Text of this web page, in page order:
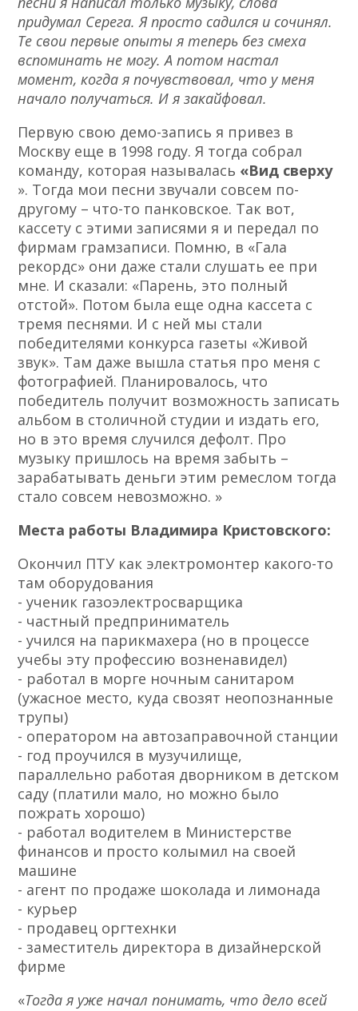
придумал Серега. Я просто садился и сочинял.
Те свои первые опыты я теперь без смеха
вспоминать не могу. А потом настал
момент, когда я почувствовал, что у меня
начало получаться. И я закайфовал.
Первую свою демо-запись я привез в
Москву еще в 1998 году. Я тогда собрал
команду, которая называлась «Вид сверху
». Тогда мои песни звучали совсем по-
другому – что-то панковское. Так вот,
кассету с этими записями я и передал по
фирмам грамзаписи. Помню, в «Гала
рекордс» они даже стали слушать ее при
мне. И сказали: «Парень, это полный
отстой». Потом была еще одна кассета с
тремя песнями. И с ней мы стали
победителями конкурса газеты «Живой
звук». Там даже вышла статья про меня с
фотографией. Планировалось, что
победитель получит возможность записать
альбом в столичной студии и издать его,
но в это время случился дефолт. Про
музыку пришлось на время забыть –
зарабатывать деньги этим ремеслом тогда
стало совсем невозможно. »
Места работы Владимира Кристовского:
Окончил ПТУ как электромонтер какого-то
там оборудования
- ученик газоэлектросварщика
- частный предприниматель
- учился на парикмахера (но в процессе
учебы эту профессию возненавидел)
- работал в морге ночным санитаром
(ужасное место, куда свозят неопознанные
трупы)
- оператором на автозаправочной станции
- год проучился в музучилище,
параллельно работая дворником в детском
саду (платили мало, но можно было
пожрать хорошо)
- работал водителем в Министерстве
финансов и просто колымил на своей
машине
- агент по продаже шоколада и лимонада
- курьер
- продавец оргтехнки
- заместитель директора в дизайнерской
фирме
«Тогда я уже начал понимать, что дело всей